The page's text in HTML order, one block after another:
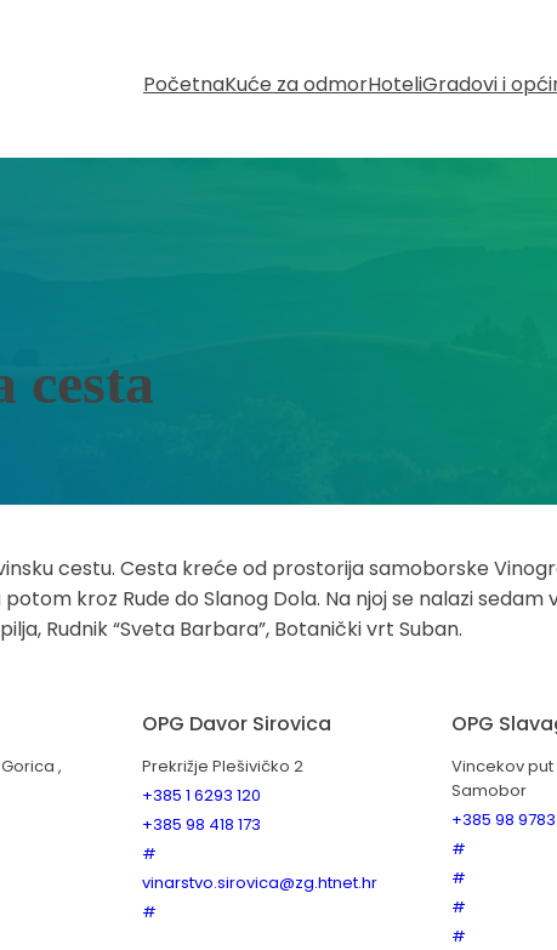
PočetnaKuće za odmorHoteliGradovi i
cesta
cestu. Cesta kreće od prostorija samoborske
kroz Rude do Slanog Dola. Na njoj se nalazi
Rudnik “Sveta Barbara”, Botanički vrt Suban.
,
OPG Davor Sirovica
Prekrižje Plešivičko 2
+385 1 6293 120
+385 98 418 173
#
vinarstvo.sirovica@zg.htnet.hr
#
OPG
Vincekov put
Samobor
+385 98
#
#
#
#